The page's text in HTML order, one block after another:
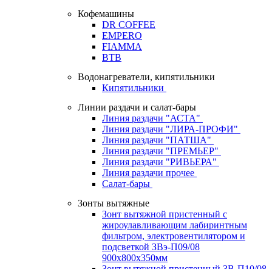
Кофемашины
DR COFFEE
EMPERO
FIAMMA
BTB
Водонагреватели, кипятильники
Кипятильники
Линии раздачи и салат-бары
Линия раздачи "АСТА"
Линия раздачи "ЛИРА-ПРОФИ"
Линия раздачи "ПАТША"
Линия раздачи "ПРЕМЬЕР"
Линия раздачи "РИВЬЕРА"
Линия раздачи прочее
Салат-бары
Зонты вытяжные
Зонт вытяжной пристенный с
жироулавливающим лабиринтным
фильтром, электровентилятором и
подсветкой ЗВэ-П09/08
900х800х350мм